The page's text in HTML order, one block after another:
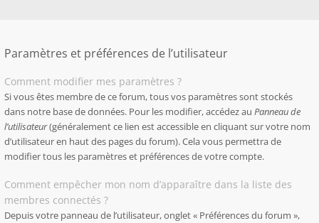
Paramètres et préférences de l’utilisateur
Comment modifier mes paramètres ?
Si vous êtes membre de ce forum, tous vos paramètres sont stockés
dans notre base de données. Pour les modifier, accédez au Panneau de
l’utilisateur(généralement ce lien est accessible en cliquant sur votre nom
d’utilisateur en haut des pages du forum). Cela vous permettra de
modifier tous les paramètres et préférences de votre compte.
Comment empêcher mon nom d’apparaître dans la liste des
membres connectés ?
Depuis votre panneau de l’utilisateur, onglet « Préférences du forum »,